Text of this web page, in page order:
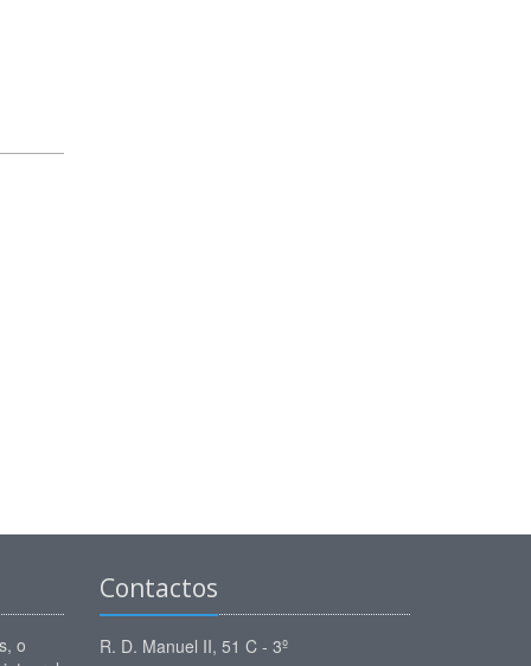
o
Contactos
R. D. Manuel II, 51 C - 3º